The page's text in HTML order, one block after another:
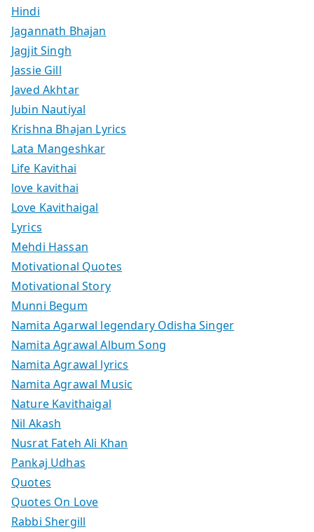
Hindi
Jagannath Bhajan
Jagjit Singh
Jassie Gill
Javed Akhtar
Jubin Nautiyal
Krishna Bhajan Lyrics
Lata Mangeshkar
Life Kavithai
love kavithai
Love Kavithaigal
Lyrics
Mehdi Hassan
Motivational Quotes
Motivational Story
Munni Begum
Namita Agarwal legendary Odisha Singer
Namita Agrawal Album Song
Namita Agrawal lyrics
Namita Agrawal Music
Nature Kavithaigal
Nil Akash
Nusrat Fateh Ali Khan
Pankaj Udhas
Quotes
Quotes On Love
Rabbi Shergill